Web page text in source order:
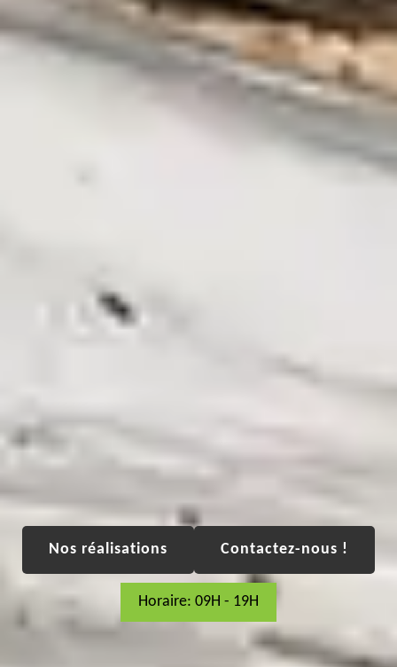
Nos réalisations Contactez-nous !
Horaire: 09H - 19H